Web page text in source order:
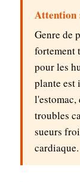
Attention
Genre de
fortement
pour les
plante est
l'estomac,
troubles
sueurs
cardiaque.